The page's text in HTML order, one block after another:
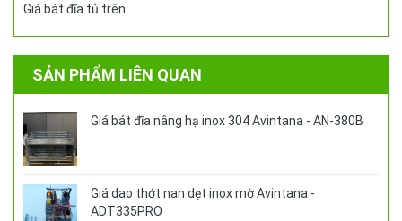
Giá bát đĩa tủ trên
SẢN PHẨM LIÊN QUAN
Giá bát đĩa nâng hạ inox 304 Avintana - AN-380B
Giá dao thớt nan dẹt inox mờ Avintana -
ADT335PRO